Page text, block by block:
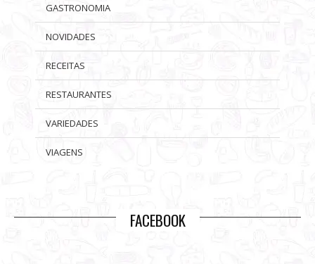
GASTRONOMIA
NOVIDADES
RECEITAS
RESTAURANTES
VARIEDADES
VIAGENS
FACEBOOK